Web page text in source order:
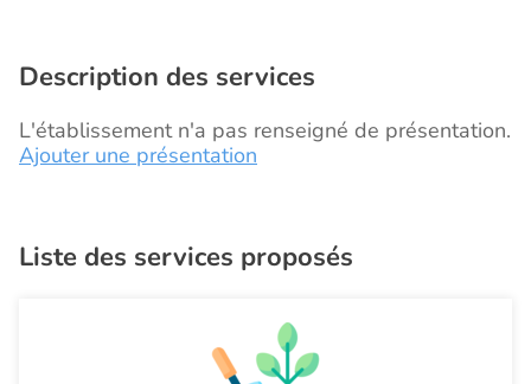
Description des services
L'établissement n'a pas renseigné de présentation.
Ajouter une présentation
Liste des services proposés